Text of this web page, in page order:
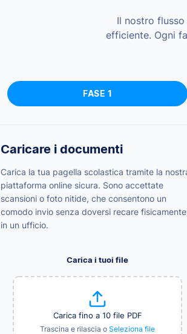
Il nostro
efficiente. Ogni
FASE 1
Caricare i documenti
Carica la tua pagella scolastica tramite la
piattaforma online sicura. Sono accettate
scansioni o foto nitide, che consentono un
comodo invio senza doversi recare fisicamente
in un ufficio.
Carica i tuoi file
Carica fino a 10 file PDF
Trascina e rilascia oSeleziona file